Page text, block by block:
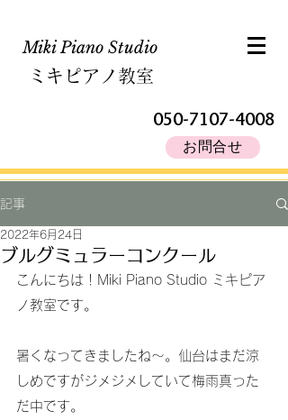
Miki Piano Studio​
ミキピアノ教室
050-7107-4008
お問合せ
記事
ブルグミュラーコンクール
2022年6月24日
こんにちは！Miki Piano Studio ミキピア
ノ教室です。
暑くなってきましたね～。仙台はまだ涼
しめですがジメジメしていて梅雨真った
だ中です。